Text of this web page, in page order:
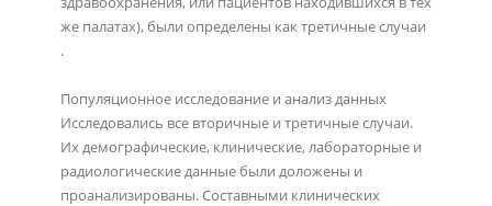
же палатах), были определены как третичные случаи
.
Популяционное исследование и анализ данных
Исследовались все вторичные и третичные случаи.
Их демографические, клинические, лабораторные и
радиологические данные были доложены и
проанализированы. Составными клинических